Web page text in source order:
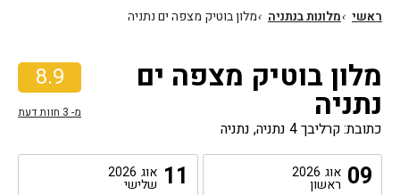
ראשי ›מלונות בנתניה ›מלון בוטיק מצפה ים נתניה
8.9
מ- 3 חוות דעת
מלון בוטיק מצפה ים
נתניה
כתובת: קרליבך 4 נתניה, נתניה
09 אוג 2026
ראשון 11 אוג 2026
שלישי